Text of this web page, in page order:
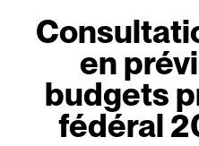
en
budgets
fédéral